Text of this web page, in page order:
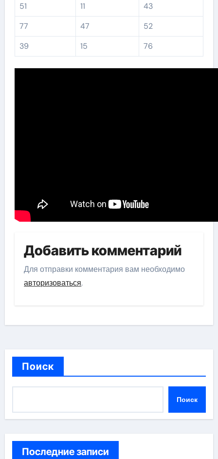
51
11
43
77
47
52
39
15 76
Добавить комментарий
Для отправки комментария вам необходимо
авторизоваться.
Поиск
Поиск
Последние записи